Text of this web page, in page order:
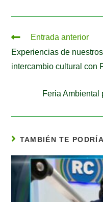
Entrada anterior
Experiencias de
intercambio cultural con
Feria Ambiental
TAMBIÉN TE